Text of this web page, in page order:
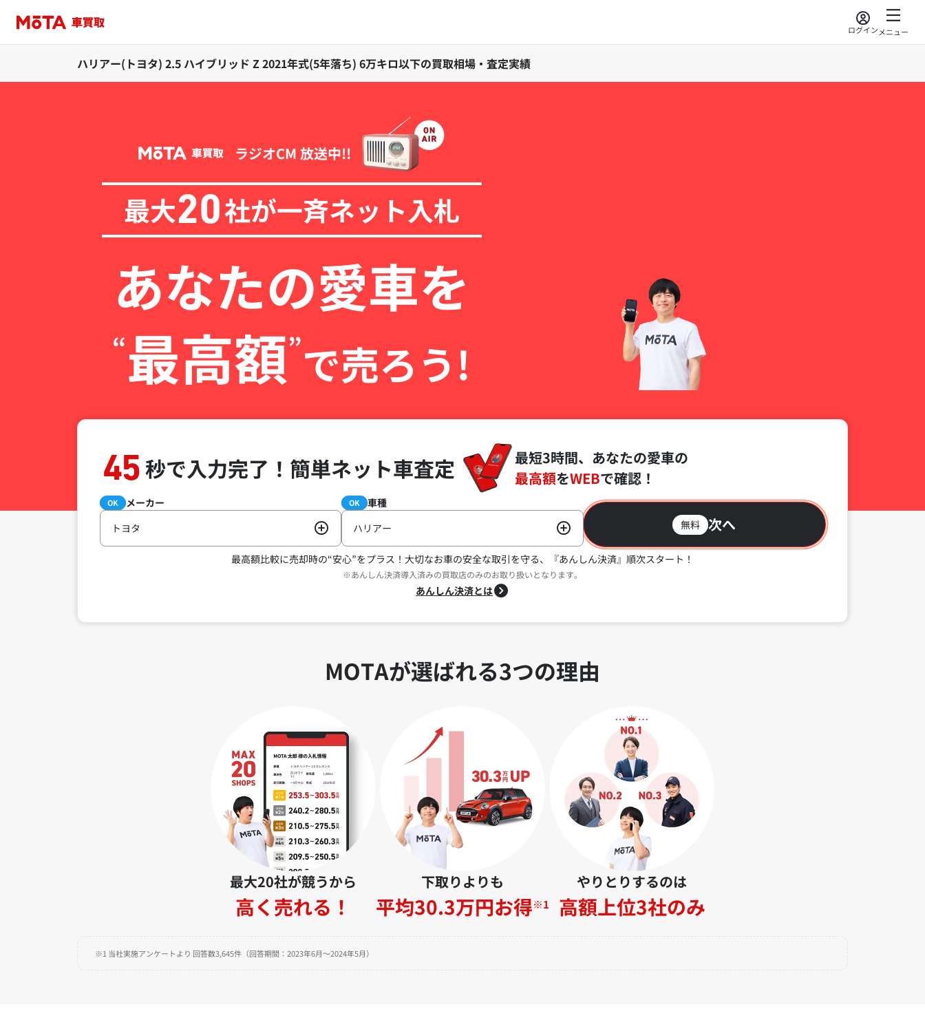
ログインメニュー
ハリアー(トヨタ) 2.5 ハイブリッド Z 2021年式(5年落ち) 6万キロ以下の買取相場・査定実績
ラジオCM 放送中!!
最大20社が一斉ネット入札
あなたの愛車を
“最高額”で売ろう!
45秒で入力完了！ 簡単ネット車査定
最短3時間、あなたの愛車の
最高額をWEBで確認！
必須 メーカー
OK
トヨタ
必須 車種
OK
ハリアー 無料 次へ
最高額比較に売却時の“安心”をプラス！ 大切なお車の安全な取引を守る、『あんしん決済』順次スタート！
※あんしん決済導入済みの買取店のみのお取り扱いとなります。
あんしん決済とは
MOTAが選ばれる3つの理由
最大20社が競うから
高く売れる！
下取りよりも
平均30.3万円お得※1
やりとりするのは
高額上位3社のみ
※1 当社実施アンケートより 回答数3,645件（回答期間：2023年6月～2024年5月）